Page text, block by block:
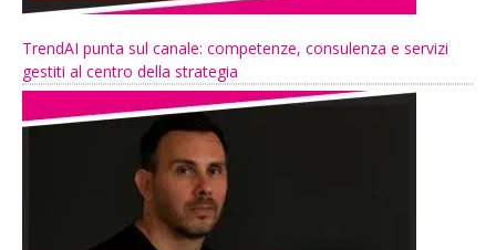
TrendAI punta sul canale: competenze, consulenza e servizi
gestiti al centro della strategia